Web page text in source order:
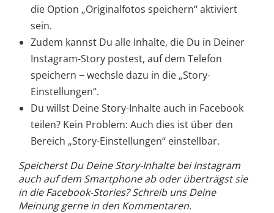
die Option „Originalfotos speichern“ aktiviert
sein.
Zudem kannst Du alle Inhalte, die Du in Deiner
Instagram-Story postest, auf dem Telefon
speichern − wechsle dazu in die „Story-
Einstellungen“.
Du willst Deine Story-Inhalte auch in Facebook
teilen? Kein Problem: Auch dies ist über den
Bereich „Story-Einstellungen“ einstellbar.
Speicherst Du Deine Story-Inhalte bei Instagram
auch auf dem Smartphone ab oder überträgst sie
in die Facebook-Stories? Schreib uns Deine
Meinung gerne in den Kommentaren.